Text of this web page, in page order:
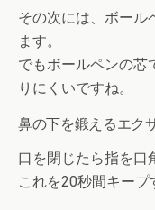
その次には、ボール
ます。
でもボールペンの芯
りにくいですね。
鼻の下を鍛えるエク
口を閉じたら指を口
これを20秒間キープ